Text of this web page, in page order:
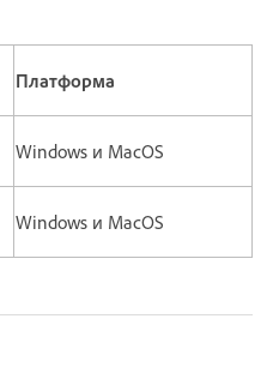
Платформа
Windows и MacOS
Windows и MacOS